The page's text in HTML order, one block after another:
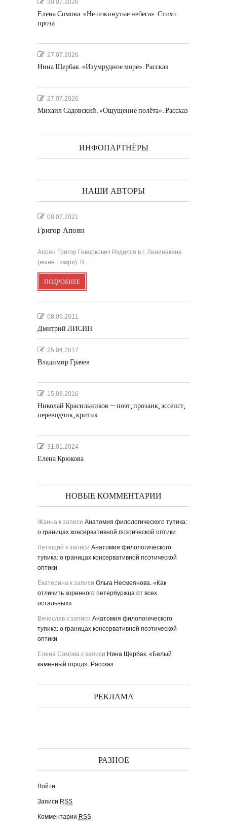
30.07.2026
Елена Сомова. «Не покинутые небеса». Стихо-
проза
27.07.2026
Нина Щербак. «Изумрудное море». Рассказ
27.07.2026
Михаил Садовский. «Ощущение полёта». Рассказ
ИНФОПАРТНЁРЫ
НАШИ АВТОРЫ
08.07.2021
Григор Апоян
Апоян Григор Геворкович Родился в г. Ленинакане
(ныне Гюмри). В…
ПОДРОБНЕЕ
08.09.2011
Дмитрий ЛИСИН
25.04.2017
Владимир Грачев
15.08.2016
Николай Красильников — поэт, прозаик, эссеист,
переводчик, критик
31.01.2024
Елена Крюкова
НОВЫЕ КОММЕНТАРИИ
Жанна к записи Анатомия филологического тупика:
о границах консервативной поэтической оптики
Летящий к записи Анатомия филологического
тупика: о границах консервативной поэтической
оптики
Екатерина к записи Ольга Несмеянова. «Как
отличить коренного петербуржца от всех
остальных»
Вячеслав к записи Анатомия филологического
тупика: о границах консервативной поэтической
оптики
Елена Сомова к записи Нина Щербак. «Белый
каменный город». Рассказ
РЕКЛАМА
РАЗНОЕ
Войти
Записи RSS
Комментарии RSS